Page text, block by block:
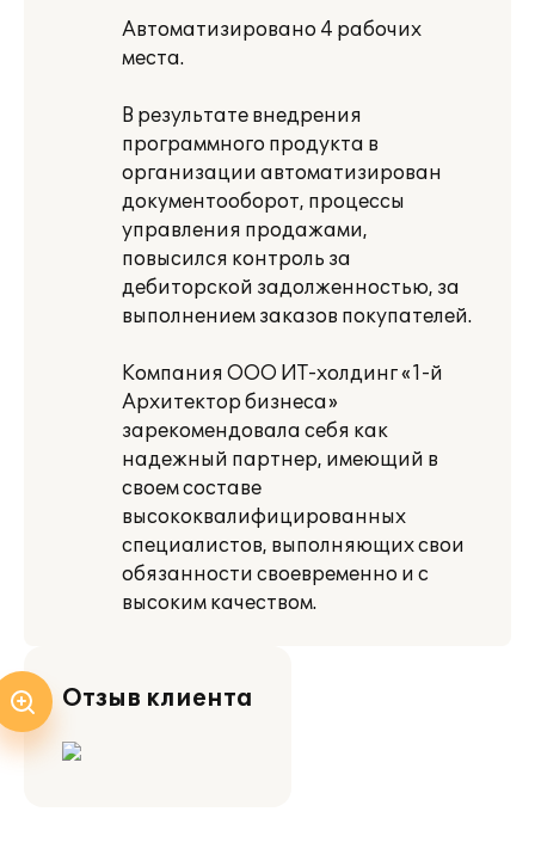
Автоматизировано 4 рабочих
места.
В результате внедрения
программного продукта в
организации автоматизирован
документооборот, процессы
управления продажами,
повысился контроль за
дебиторской задолженностью, за
выполнением заказов покупателей.
Компания ООО ИТ-холдинг «1-й
Архитектор бизнеса»
зарекомендовала себя как
надежный партнер, имеющий в
своем составе
высококвалифицированных
специалистов, выполняющих свои
обязанности своевременно и с
высоким качеством.
Отзыв клиента